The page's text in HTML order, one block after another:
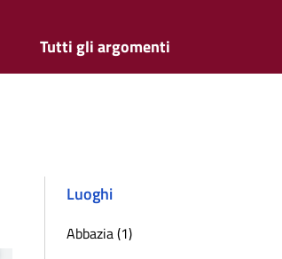
Tutti gli argomenti
Luoghi
Abbazia (1)